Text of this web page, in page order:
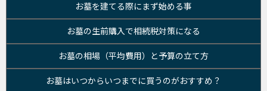
お墓を建てる際にまず始める事
お墓の生前購入で相続税対策になる
お墓の相場（平均費用）と予算の立て方
お墓はいつからいつまでに買うのがおすすめ？